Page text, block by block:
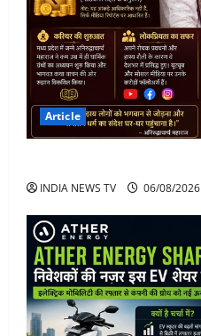
Article
INDIA NEWS TV 06/08/2026